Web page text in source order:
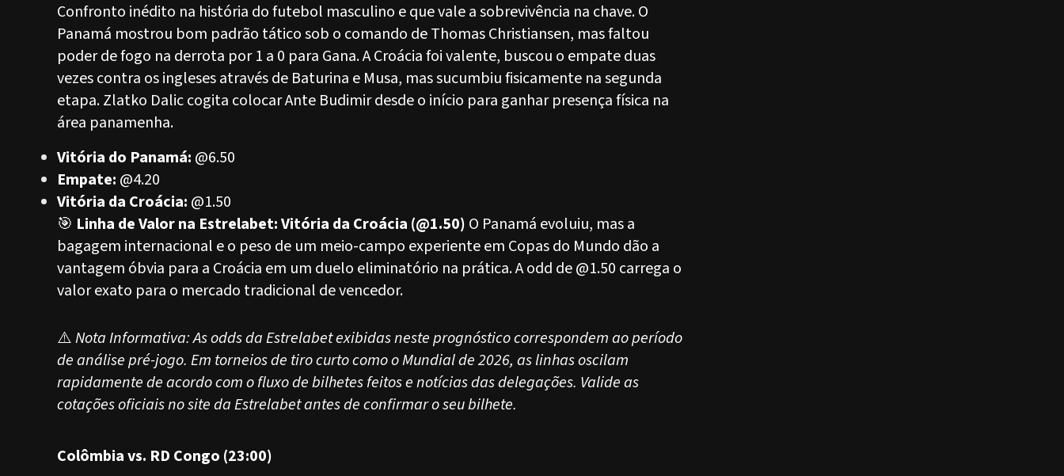
Confronto inédito na história do futebol masculino e que vale a sobrevivência na chave. O
Panamá mostrou bom padrão tático sob o comando de Thomas Christiansen, mas faltou
poder de fogo na derrota por 1 a 0 para Gana. A Croácia foi valente, buscou o empate duas
vezes contra os ingleses através de Baturina e Musa, mas sucumbiu fisicamente na segunda
etapa. Zlatko Dalic cogita colocar Ante Budimir desde o início para ganhar presença física na
área panamenha.
Vitória do Panamá: @6.50
Empate: @4.20
Vitória da Croácia: @1.50
🎯 Linha de Valor na Estrelabet: Vitória da Croácia (@1.50) O Panamá evoluiu, mas a
bagagem internacional e o peso de um meio-campo experiente em Copas do Mundo dão a
vantagem óbvia para a Croácia em um duelo eliminatório na prática. A odd de @1.50 carrega o
valor exato para o mercado tradicional de vencedor.
⚠️Nota Informativa: As odds da Estrelabet exibidas neste prognóstico correspondem ao período
de análise pré-jogo. Em torneios de tiro curto como o Mundial de 2026, as linhas oscilam
rapidamente de acordo com o fluxo de bilhetes feitos e notícias das delegações. Valide as
cotações oficiais no site da Estrelabet antes de confirmar o seu bilhete.
Colômbia vs. RD Congo (23:00)